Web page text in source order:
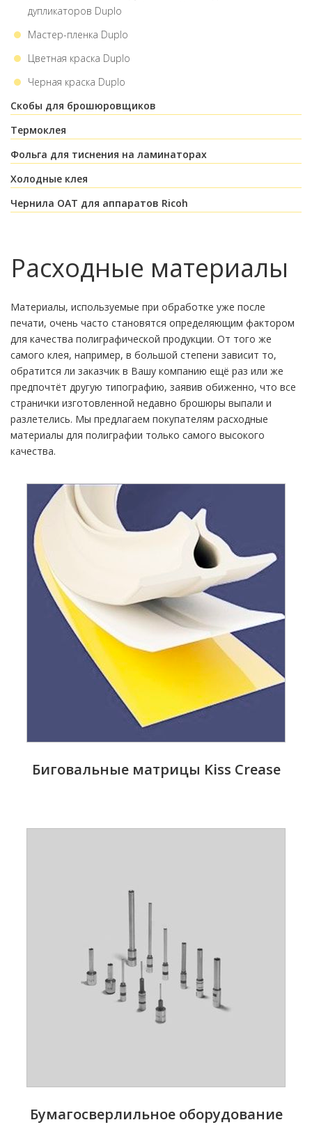
дупликаторов Duplo
Мастер-пленка Duplo
Цветная краска Duplo
Черная краска Duplo
Скобы для брошюровщиков
Термоклея
Фольга для тиснения на ламинаторах
Холодные клея
Чернила OAT для аппаратов Ricoh
Расходные материалы
Материалы, используемые при обработке уже после
печати, очень часто становятся определяющим фактором
для качества полиграфической продукции. От того же
самого клея, например, в большой степени зависит то,
обратится ли заказчик в Вашу компанию ещё раз или же
предпочтёт другую типографию, заявив обиженно, что все
странички изготовленной недавно брошюры выпали и
разлетелись. Мы предлагаем покупателям расходные
материалы для полиграфии только самого высокого
качества.
Биговальные матрицы Kiss Crease
Бумагосверлильное оборудование